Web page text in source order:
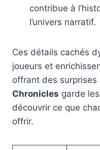
contribue à
l’univers narratif.
Ces détails cachés
joueurs et
offrant des surprises
Chronicles garde
découvrir ce que
offrir.